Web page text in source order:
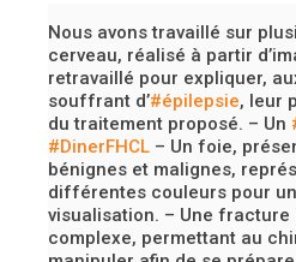
Nous avons travaillé sur
cerveau, réalisé à partir
retravaillé pour expliquer,
souffrant d’#épilepsie, leur
du traitement proposé. – Un
#DinerFHCL – Un foie,
bénignes et malignes,
différentes couleurs pour
visualisation. – Une fracture
complexe, permettant au